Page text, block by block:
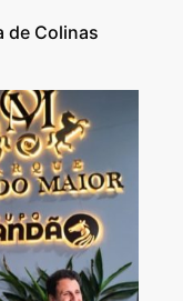
de Colinas